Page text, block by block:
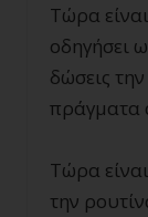
Τώρα
οδηγήσει
δώσεις
πράγματα
Τώρα
την